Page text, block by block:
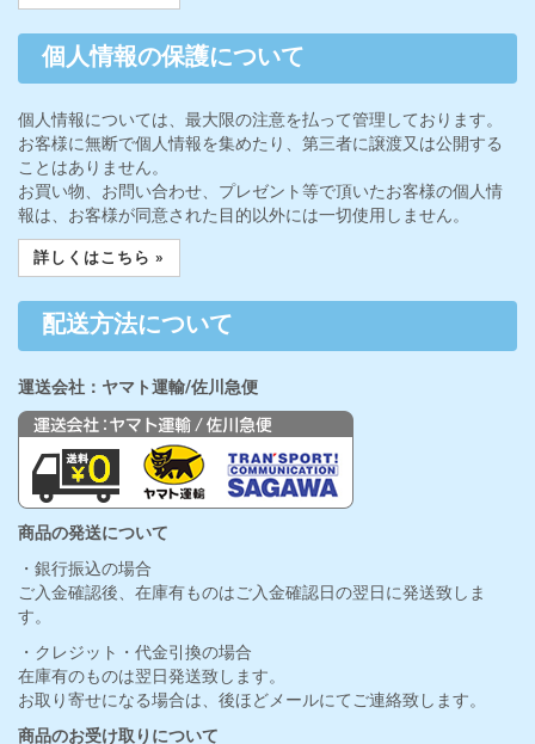
個人情報の保護について
個人情報については、最大限の注意を払って管理しております。
お客様に無断で個人情報を集めたり、第三者に譲渡又は公開する
ことはありません。
お買い物、お問い合わせ、プレゼント等で頂いたお客様の個人情
報は、お客様が同意された目的以外には一切使用しません。
詳しくはこちら »
配送方法について
運送会社：ヤマト運輸/佐川急便
商品の発送について
・銀行振込の場合
ご入金確認後、在庫有ものはご入金確認日の翌日に発送致しま
す。
・クレジット・代金引換の場合
在庫有のものは翌日発送致します。
お取り寄せになる場合は、後ほどメールにてご連絡致します。
商品のお受け取りについて